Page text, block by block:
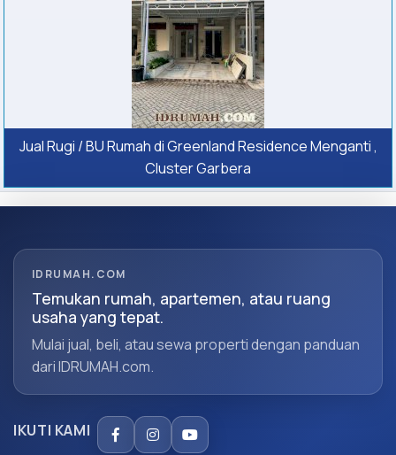
Jual Rugi / BU Rumah di Greenland Residence Menganti ,
Cluster Garbera
IDRUMAH.COM
Temukan rumah, apartemen, atau ruang
usaha yang tepat.
Mulai jual, beli, atau sewa properti dengan panduan
dari IDRUMAH.com.
IKUTI KAMI